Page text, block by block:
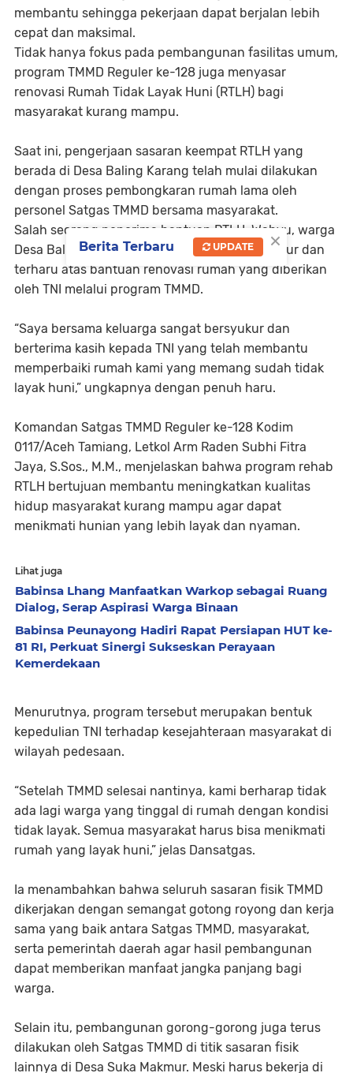
membantu sehingga pekerjaan dapat berjalan lebih
cepat dan maksimal.
Tidak hanya fokus pada pembangunan fasilitas umum,
program TMMD Reguler ke-128 juga menyasar
renovasi Rumah Tidak Layak Huni (RTLH) bagi
masyarakat kurang mampu.
Saat ini, pengerjaan sasaran keempat RTLH yang
berada di Desa Baling Karang telah mulai dilakukan
dengan proses pembongkaran rumah lama oleh
personel Satgas TMMD bersama masyarakat.
Salah seorang penerima bantuan RTLH, Wahyu, warga
Desa Baling Karang, mengaku sangat bersyukur dan
terharu atas bantuan renovasi rumah yang diberikan
oleh TNI melalui program TMMD.
“Saya bersama keluarga sangat bersyukur dan
berterima kasih kepada TNI yang telah membantu
memperbaiki rumah kami yang memang sudah tidak
layak huni,” ungkapnya dengan penuh haru.
Komandan Satgas TMMD Reguler ke-128 Kodim
0117/Aceh Tamiang, Letkol Arm Raden Subhi Fitra
Jaya, S.Sos., M.M., menjelaskan bahwa program rehab
RTLH bertujuan membantu meningkatkan kualitas
hidup masyarakat kurang mampu agar dapat
menikmati hunian yang lebih layak dan nyaman.
Lihat juga
Babinsa Lhang Manfaatkan Warkop sebagai Ruang
Dialog, Serap Aspirasi Warga Binaan
Babinsa Peunayong Hadiri Rapat Persiapan HUT ke-
81 RI, Perkuat Sinergi Sukseskan Perayaan
Kemerdekaan
Menurutnya, program tersebut merupakan bentuk
kepedulian TNI terhadap kesejahteraan masyarakat di
wilayah pedesaan.
“Setelah TMMD selesai nantinya, kami berharap tidak
ada lagi warga yang tinggal di rumah dengan kondisi
tidak layak. Semua masyarakat harus bisa menikmati
rumah yang layak huni,” jelas Dansatgas.
Ia menambahkan bahwa seluruh sasaran fisik TMMD
dikerjakan dengan semangat gotong royong dan kerja
sama yang baik antara Satgas TMMD, masyarakat,
serta pemerintah daerah agar hasil pembangunan
dapat memberikan manfaat jangka panjang bagi
warga.
Selain itu, pembangunan gorong-gorong juga terus
dilakukan oleh Satgas TMMD di titik sasaran fisik
lainnya di Desa Suka Makmur. Meski harus bekerja di
×
Berita Terbaru UPDATE